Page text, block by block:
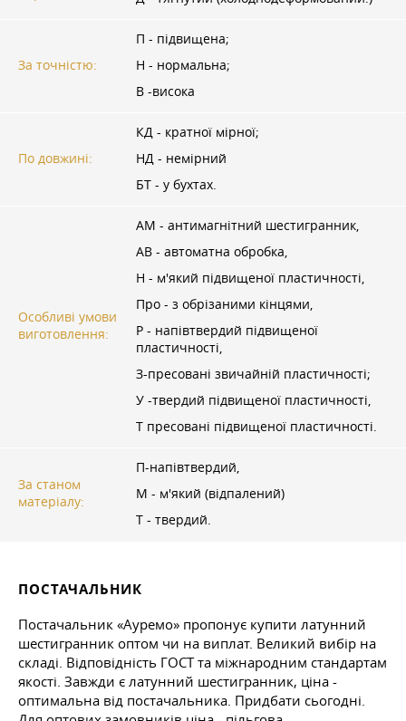
За точністю:
П - підвищена;
Н - нормальна;
В -висока
По довжині:
КД - кратної мірної;
НД - немірний
БТ - у бухтах.
Особливі умови
виготовлення:
АМ - антимагнітний шестигранник,
АВ - автоматна обробка,
Н - м'який підвищеної пластичності,
Про - з обрізаними кінцями,
Р - напівтвердий підвищеної
пластичності,
З-пресовані звичайній пластичності;
У -твердий підвищеної пластичності,
Т пресовані підвищеної пластичності.
За станом
матеріалу:
П-напівтвердий,
М - м'який (відпалений)
Т - твердий.
ПОСТАЧАЛЬНИК
Постачальник «Ауремо» пропонує купити латунний
шестигранник оптом чи на виплат. Великий вибір на
складі. Відповідність ГОСТ та міжнародним стандартам
якості. Завжди є латунний шестигранник, ціна -
оптимальна від постачальника. Придбати сьогодні.